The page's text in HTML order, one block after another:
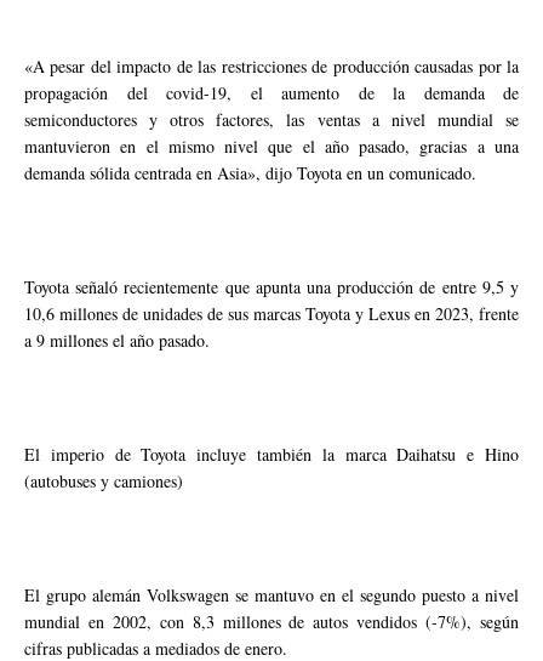
«A pesar del impacto de las restricciones de producción causadas por la
propagación del covid-19, el aumento de la demanda de
semiconductores y otros factores, las ventas a nivel mundial se
mantuvieron en el mismo nivel que el año pasado, gracias a una
demanda sólida centrada en Asia», dijo Toyota en un comunicado.
Toyota señaló recientemente que apunta una producción de entre 9,5 y
10,6 millones de unidades de sus marcas Toyota y Lexus en 2023, frente
a 9 millones el año pasado.
El imperio de Toyota incluye también la marca Daihatsu e Hino
(autobuses y camiones)
El grupo alemán Volkswagen se mantuvo en el segundo puesto a nivel
mundial en 2002, con 8,3 millones de autos vendidos (-7%), según
cifras publicadas a mediados de enero.